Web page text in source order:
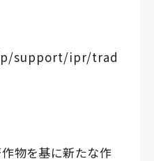
support/ipr/trad
物を基に新たな作